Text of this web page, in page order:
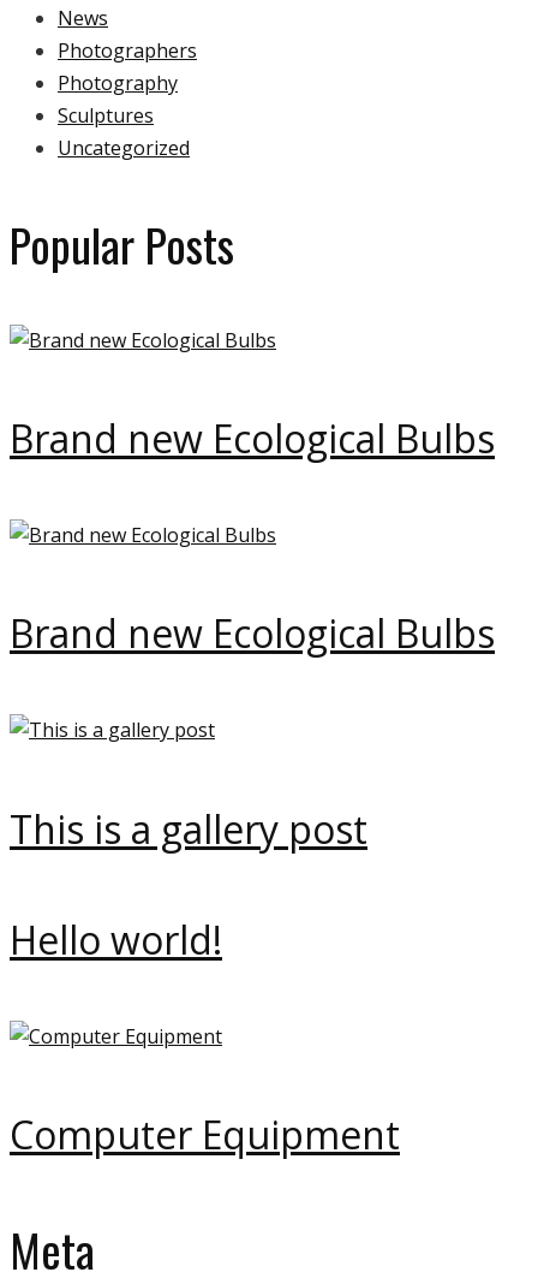
News
Photographers
Photography
Sculptures
Uncategorized
Popular Posts
Brand new Ecological Bulbs
Brand new Ecological Bulbs
This is a gallery post
Hello world!
Computer Equipment
Meta